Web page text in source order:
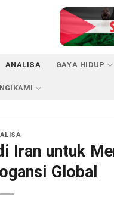
ANALISA GAYA HIDUP
Iran untuk
Global